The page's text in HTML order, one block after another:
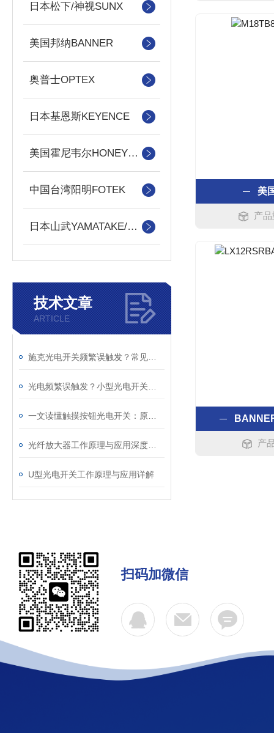
日本松下/神视SUNX
美国邦纳BANNER
奥普士OPTEX
日本基恩斯KEYENCE
美国霍尼韦尔HONEYWELL
中国台湾阳明FOTEK
日本山武YAMATAKE/azbiL
技术文章
ARTICLE
U型光电开关工作原理与应用详解
美
产
产
扫码加微信